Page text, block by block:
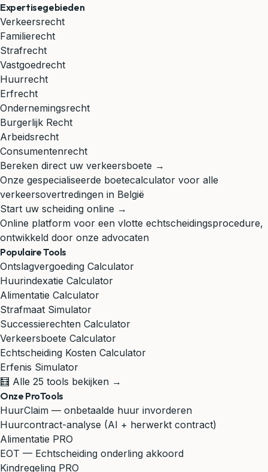
Expertisegebieden
Verkeersrecht
Familierecht
Strafrecht
Vastgoedrecht
Huurrecht
Erfrecht
Ondernemingsrecht
Burgerlijk Recht
Arbeidsrecht
Consumentenrecht
Bereken direct uw verkeersboete →
Onze gespecialiseerde boetecalculator voor alle
verkeersovertredingen in België
Start uw scheiding online →
Online platform voor een vlotte echtscheidingsprocedure,
ontwikkeld door onze advocaten
Populaire Tools
Ontslagvergoeding Calculator
Huurindexatie Calculator
Alimentatie Calculator
Strafmaat Simulator
Successierechten Calculator
Verkeersboete Calculator
Echtscheiding Kosten Calculator
Erfenis Simulator
🧮 Alle 25 tools bekijken →
Onze ProTools
HuurClaim — onbetaalde huur invorderen
Huurcontract-analyse (AI + herwerkt contract)
Alimentatie PRO
EOT — Echtscheiding onderling akkoord
Kindregeling PRO